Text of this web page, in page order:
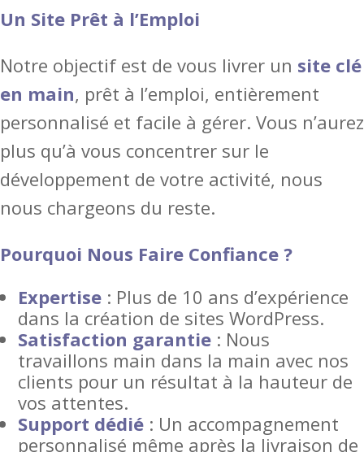
Un Site Prêt à l’Emploi
Notre objectif est de vous livrer un site clé
en main, prêt à l’emploi, entièrement
personnalisé et facile à gérer. Vous n’aurez
plus qu’à vous concentrer sur le
développement de votre activité, nous
nous chargeons du reste.
Pourquoi Nous Faire Confiance ?
Expertise : Plus de 10 ans d’expérience
dans la création de sites WordPress.
Satisfaction garantie : Nous
travaillons main dans la main avec nos
clients pour un résultat à la hauteur de
vos attentes.
Support dédié : Un accompagnement
personnalisé même après la livraison de